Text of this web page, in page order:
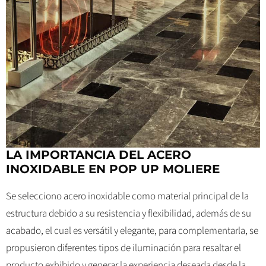
LA IMPORTANCIA DEL ACERO
INOXIDABLE EN POP UP MOLIERE
Se selecciono acero inoxidable como material principal de la
estructura debido a su resistencia y flexibilidad, además de su
acabado, el cual es versátil y elegante, para complementarla, se
propusieron diferentes tipos de iluminación para resaltar el